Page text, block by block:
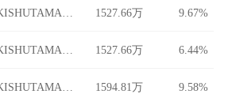
1527.66万 9.67%
1527.66万 6.44%
1594.81万 9.58%